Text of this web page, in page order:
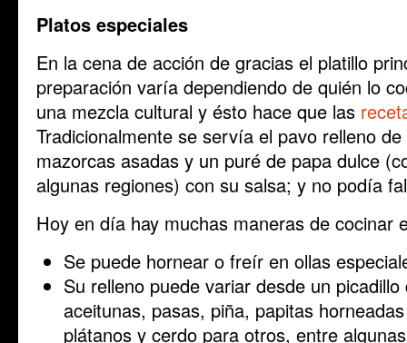
Platos especiales
En la cena de acción de gracias el platillo
preparación varía dependiendo de quién lo
una mezcla cultural y ésto hace que las
Tradicionalmente se servía el pavo relleno
mazorcas asadas y un puré de papa dulce
algunas regiones) con su salsa; y no podía
Hoy en día hay muchas maneras de cocinar
Se puede hornear o freír en ollas
Su relleno puede variar desde un
aceitunas, pasas, piña, papitas
plátanos y cerdo para otros, entre